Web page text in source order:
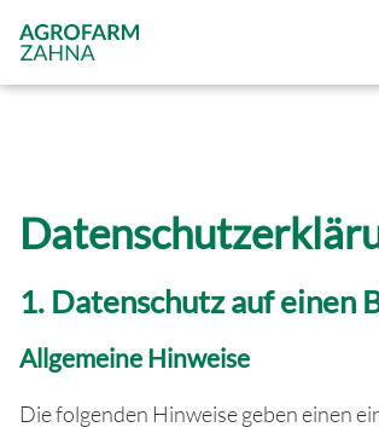
1. Datenschutz auf einen
Allgemeine Hinweise
Die folgenden Hinweise geben einen